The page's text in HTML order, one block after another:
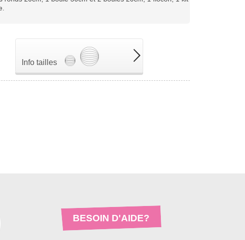
Info tailles
BESOIN D'AIDE?